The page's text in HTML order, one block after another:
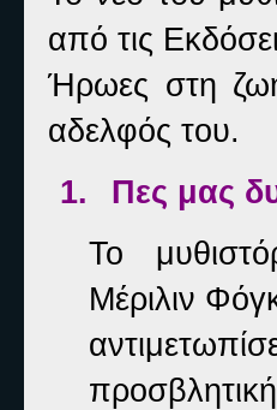
από τις
Ήρωες στη
αδελφός του.
1.
Πες μας
Το
Μέριλιν